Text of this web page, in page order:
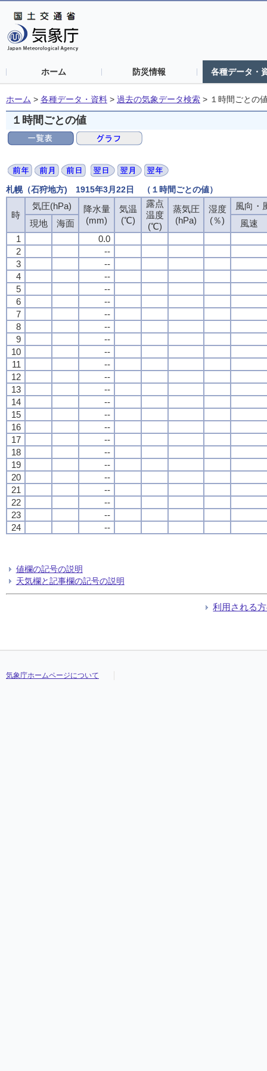
ホーム 防災情報 各種データ・
ホーム > 各種データ・資料 > 過去の気象データ検索 > １時間ごとの
１時間ごとの値
札幌（石狩地方) 1915年3月22日 （１時間ごとの値）
時
気圧(hPa)
降水量
(mm)
気温
(℃)
露点
温度
(℃)
蒸気圧
(hPa)
湿度
(％)
風向・
現地
海面
風速
1
0.0
2
--
3
--
4
--
5
--
6
--
7
--
8
--
9
--
10
--
11
--
12
--
13
--
14
--
15
--
16
--
17
--
18
--
19
--
20
--
21
--
22
--
23
--
24
--
値欄の記号の説明
天気欄と記事欄の記号の説明
利用される
気象庁ホームページについて